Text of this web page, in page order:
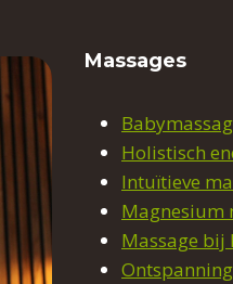
Massages
Holistisch
Intuïtieve
Magnesium
Massage bij